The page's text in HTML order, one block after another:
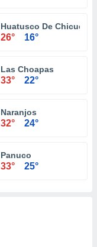
Huatusco De Chicuellar
26° 16°
Las Choapas
33° 22°
Naranjos
32° 24°
Panuco
33° 25°